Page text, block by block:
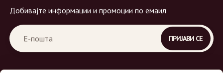
Добивајте информации и промоции по емаил